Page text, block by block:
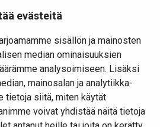
evästeitä
sisällön ja mainosten
median ominaisuuksien
analysoimiseen. Lisäksi
mainosalan ja analytiikka-
tietoja siitä, miten käytät
voivat yhdistää näitä tietoja
Elinvoima
ja vaikuta
Yhteystiedot
Lomakkeet